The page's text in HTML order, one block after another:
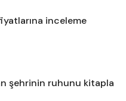
inceleme
şehrinin ruhunu kitapla